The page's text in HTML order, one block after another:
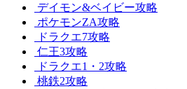
デイモン&ベイビー攻略
ポケモンZA攻略
ドラクエ7攻略
仁王3攻略
ドラクエ1・2攻略
桃鉄2攻略